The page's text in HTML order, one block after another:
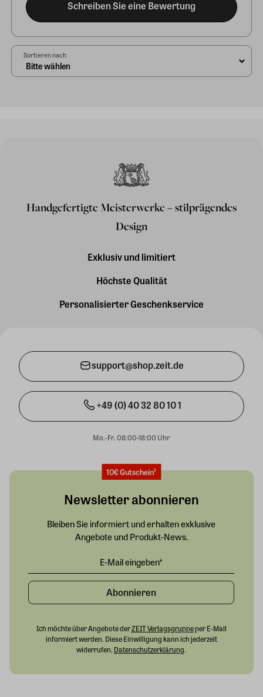
Schreiben Sie eine Bewertung
Sortieren nach
Handgefertigte Meisterwerke – stilprägendes
Design
Exklusiv und limitiert
Höchste Qualität
Personalisierter Geschenkservice
support@shop.zeit.de
+49 (0) 40 32 80 10 1
Mo.-Fr. 08:00-18:00 Uhr
10€ Gutschein¹
Newsletter abonnieren
Bleiben Sie informiert und erhalten exklusive
Angebote und Produkt-News.
Abonnieren
Ich möchte über Angebote derZEIT Verlagsgruppeper E-Mail
informiert werden. Diese Einwilligung kann ich jederzeit
widerrufen. Datenschutzerklärung.